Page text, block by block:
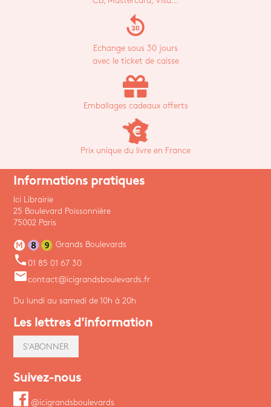
replay_30
Echange sous 30 jours
avec le ticket de caisse
Emballages cadeaux offerts
Prix unique du livre en France
Informations pratiques
Ici Librairie
25 Boulevard Poissonnière
75002 Paris
Grands Boulevards
phone 01 85 01 67 30
emailcontact@icigrandsboulevards.fr
Du lundi au samedi de 10h à 20h
Les lettres d'information
S'ABONNER
Suivez-nous
@icigrandsboulevards